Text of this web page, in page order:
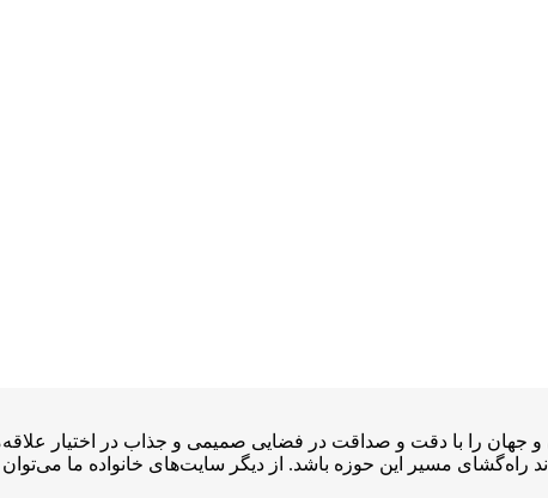
جهان را با دقت و صداقت در فضایی صمیمی و جذاب در اختیار
راه‌گشای مسیر این حوزه باشد. از دیگر سایت‌های خانواده ما می‌توان